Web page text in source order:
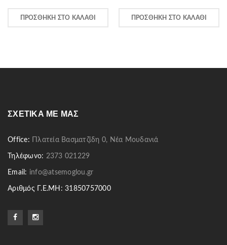
ΠΡΟΣΘΉΚΗ ΣΤΟ ΚΑΛΆΘΙ ΠΡΟΣΘΉΚΗ ΣΤΟ ΚΑΛΆΘΙ
ΣΧΕΤΙΚΆ ΜΕ ΜΑΣ
Office: Πλατεία Βασματζίδη 0, Νέα Μουδανιά
Τηλέφωνο: 2373 021229
Email: info@atsemoglou.gr
Αριθμός Γ.Ε.ΜΗ: 31850757000